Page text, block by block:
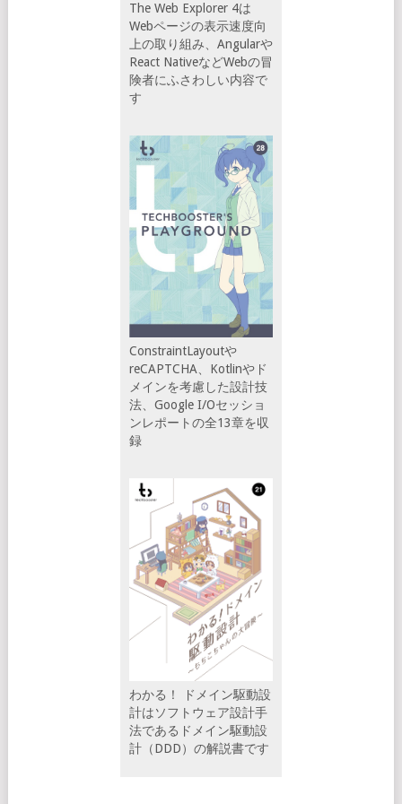
The Web Explorer 4は
Webページの表示速度向
上の取り組み、Angularや
React NativeなどWebの冒
険者にふさわしい内容で
す
ConstraintLayoutや
reCAPTCHA、Kotlinやド
メインを考慮した設計技
法、Google I/Oセッショ
ンレポートの全13章を収
録
わかる！ ドメイン駆動設
計はソフトウェア設計手
法であるドメイン駆動設
計（DDD）の解説書です